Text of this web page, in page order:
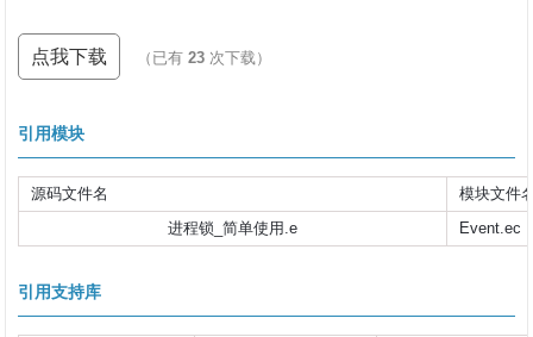
点我下载 （已有23 次下载）
引用模块
源码文件名
模块文件
进程锁_简单使用.e
Event.ec
引用支持库